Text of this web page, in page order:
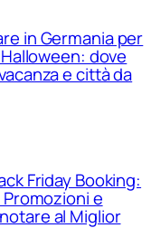
in Germania per
dove
e città da
Friday Booking:
e
al Miglior